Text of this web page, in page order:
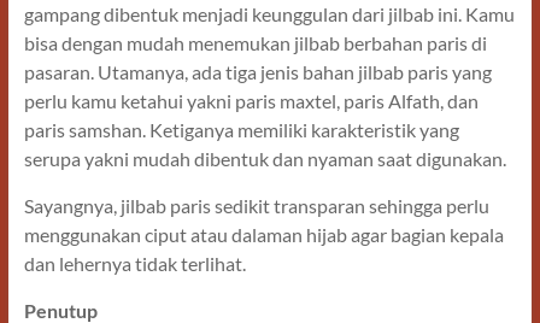
gampang dibentuk menjadi keunggulan dari jilbab ini. Kamu
bisa dengan mudah menemukan jilbab berbahan paris di
pasaran. Utamanya, ada tiga jenis bahan jilbab paris yang
perlu kamu ketahui yakni paris maxtel, paris Alfath, dan
paris samshan. Ketiganya memiliki karakteristik yang
serupa yakni mudah dibentuk dan nyaman saat digunakan.
Sayangnya, jilbab paris sedikit transparan sehingga perlu
menggunakan ciput atau dalaman hijab agar bagian kepala
dan lehernya tidak terlihat.
Penutup